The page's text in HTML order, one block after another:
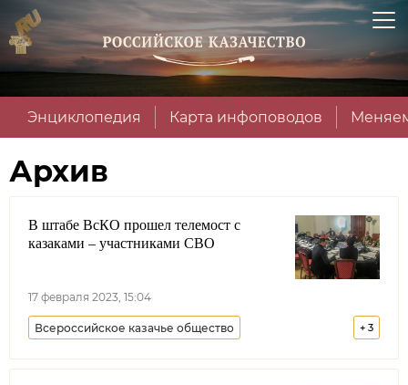
Энциклопедия Карта инфоповодов
Архив
В штабе ВсКО прошел телемост с
казаками – участниками СВО
17 февраля 2023, 15:04
+ 3
Всероссийское казачье общество
Лента новостей Долг казака Россия